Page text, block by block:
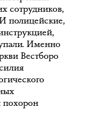
сотрудников,
полицейские,
Именно
Вестборо
похорон